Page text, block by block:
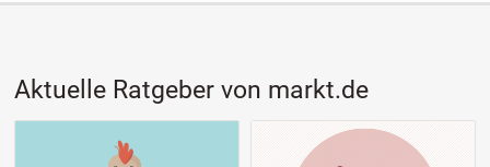
Aktuelle Ratgeber von markt.de